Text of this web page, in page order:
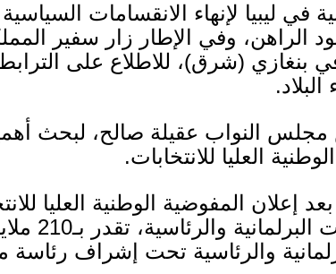
في ليبيا لإنهاء الانقسامات
الراهن، وفي الإطار زار سفير
بنغازي (شرق)، للاطلاع على
.
مجلس النواب عقيلة صالح، لبحث
العليا للانتخابات.
إعلان المفوضية الوطنية العليا
والرئاسية، تقدر بـ210
والرئاسية تحت إشراف